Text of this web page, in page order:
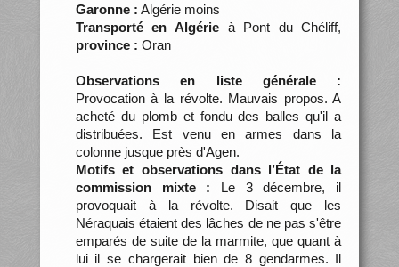
Garonne : Algérie moins
Transporté en Algérieà Pont du Chéliff,
province : Oran
Observations en liste générale :
Provocation à la révolte. Mauvais propos. A
acheté du plomb et fondu des balles qu'il a
distribuées. Est venu en armes dans la
colonne jusque près d'Agen.
Motifs et observations dans l’État de la
commission mixte : Le 3 décembre, il
provoquait à la révolte. Disait que les
Néraquais étaient des lâches de ne pas s'être
emparés de suite de la marmite, que quant à
lui il se chargerait bien de 8 gendarmes. Il